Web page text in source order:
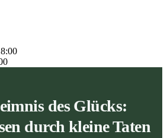
des Glücks:
durch kleine Taten